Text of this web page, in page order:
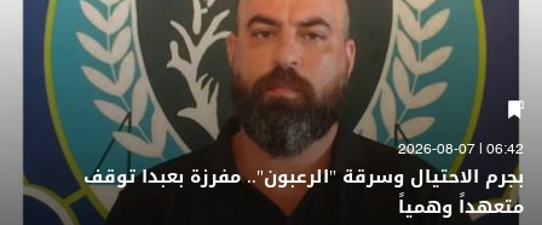
06:42 | 2026-08-07
بجرم الاحتيال وسرقة "الرعبون".. مفرزة بعبدا توقف
متعهداً وهمياً